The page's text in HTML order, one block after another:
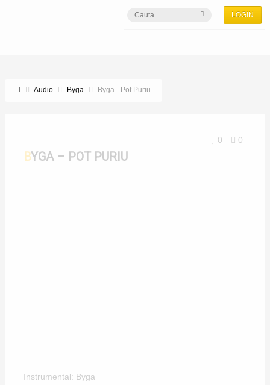
LOGIN
Audio Byga Byga - Pot Puriu
0 0
BYGA – POT PURIU
Instrumental: Byga